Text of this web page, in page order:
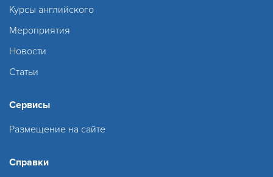
Курсы английского
Мероприятия
Новости
Статьи
Сервисы
Размещение на сайте
Справки